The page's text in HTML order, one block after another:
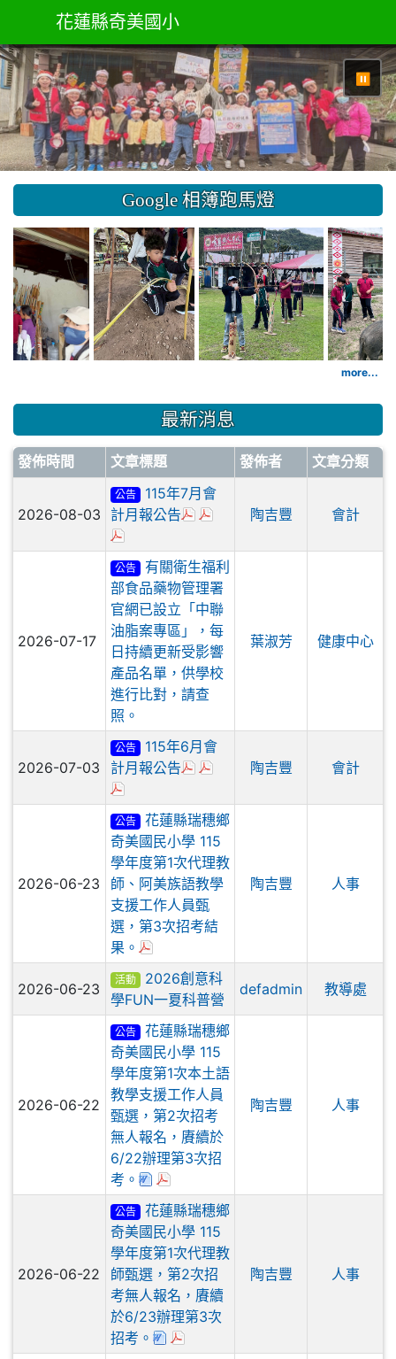
⏸
Google 相簿跑馬燈
1150327本土教育吉籟獵人學校參訪
1150327本土教育吉籟獵
more...
最新消息
發佈時間 文章標題 發佈者 文章分類
2026-08-03
公告
115年7月會
計月報公告
於彈跳視窗觀看：115年7月平
於彈跳視窗觀看：115年7
陶吉豐 會計
2026-07-17
公告
有關衛生福利
部食品藥物管理署
官網已設立「中聯
油脂案專區」，每
日持續更新受影響
產品名單，供學校
進行比對，請查
照。
葉淑芳 健康中心
2026-07-03
公告
115年6月會
計月報公告
於彈跳視窗觀看：115年6月平
於彈跳視窗觀看：115年6
陶吉豐 會計
2026-06-23
公告
花蓮縣瑞穗鄉
奇美國民小學 115
學年度第1次代理教
師、阿美族語教學
支援工作人員甄
選，第3次招考結
果。
陶吉豐 人事
2026-06-23
活動
2026創意科
學FUN一夏科普營
defadmin 教導處
2026-06-22
公告
花蓮縣瑞穗鄉
奇美國民小學 115
學年度第1次本土語
教學支援工作人員
甄選，第2次招考
無人報名，賡續於
6/22辦理第3次招
考。
下載：花蓮縣奇美國小115學年度第1
陶吉豐 人事
2026-06-22
公告
花蓮縣瑞穗鄉
奇美國民小學 115
學年度第1次代理教
師甄選，第2次招
考無人報名，賡續
於6/23辦理第3次
招考。
下載：花蓮縣奇美國小115學年度
陶吉豐 人事
花蓮縣奇美國小